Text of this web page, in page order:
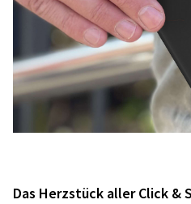
Das Herzstück aller Click &